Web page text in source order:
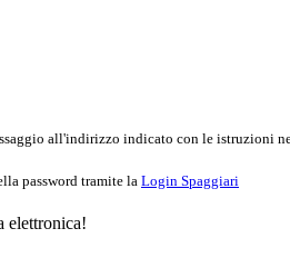
all'indirizzo indicato con le istruzioni
password tramite la Login Spaggiari
elettronica!